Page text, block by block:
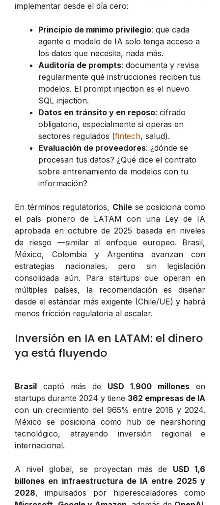
implementar desde el día cero:
Principio de mínimo privilegio: que cada
agente o modelo de IA solo tenga acceso a
los datos que necesita, nada más.
Auditoría de prompts: documenta y revisa
regularmente qué instrucciones reciben tus
modelos. El prompt injection es el nuevo
SQL injection.
Datos en tránsito y en reposo: cifrado
obligatorio, especialmente si operas en
sectores regulados (fintech, salud).
Evaluación de proveedores: ¿dónde se
procesan tus datos? ¿Qué dice el contrato
sobre entrenamiento de modelos con tu
información?
En términos regulatorios, Chile se posiciona como
el país pionero de LATAM con una Ley de IA
aprobada en octubre de 2025 basada en niveles
de riesgo —similar al enfoque europeo. Brasil,
México, Colombia y Argentina avanzan con
estrategias nacionales, pero sin legislación
consolidada aún. Para startups que operan en
múltiples países, la recomendación es diseñar
desde el estándar más exigente (Chile/UE) y habrá
menos fricción regulatoria al escalar.
Inversión en IA en LATAM: el dinero
ya está fluyendo
Brasil captó más de USD 1.900 millones en
startups durante 2024 y tiene 362 empresas de IA
con un crecimiento del 965% entre 2018 y 2024.
México se posiciona como hub de nearshoring
tecnológico, atrayendo inversión regional e
internacional.
A nivel global, se proyectan más de USD 1,6
billones en infraestructura de IA entre 2025 y
2028, impulsados por hiperescaladores como